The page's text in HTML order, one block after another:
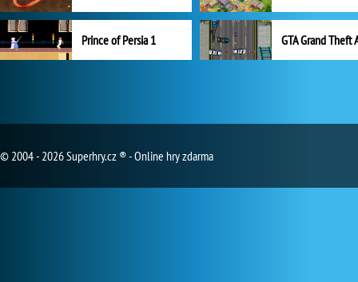
Prince of Persia 1 GTA Grand Theft
© 2004 - 2026 Superhry.cz ® - Online hry zdarma